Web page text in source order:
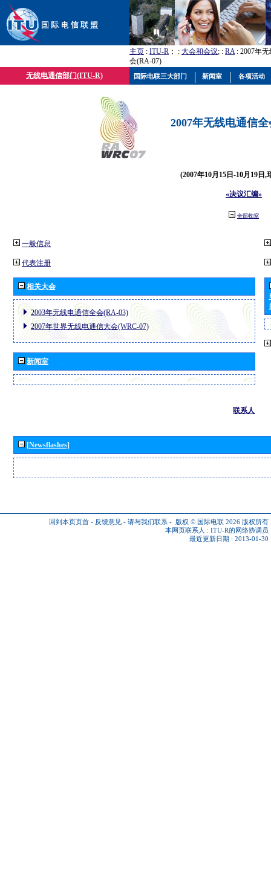
主页 : ITU-R ； : 大会和会议; : RA: 2007年
会(RA-07)
无线电通信部门(ITU-R)
2007年无线电通信
(2007年10月15日-10月19日,
«决议汇编»
全部收缩
一般信息
代表注册
相关大会
2003年无线电通信全会(RA-03)
2007年世界无线电通信大会(WRC-07)
新闻室
联系人
[Newsflashes]
回到本页页首 - 反馈意见 - 请与我们联系 - 版权 © 国际电联 2026 版权所有
本网页联系人 : ITU-R的网络协调员
最近更新日期 : 2013-01-30
国际电联三大部门 新闻室 各项活动